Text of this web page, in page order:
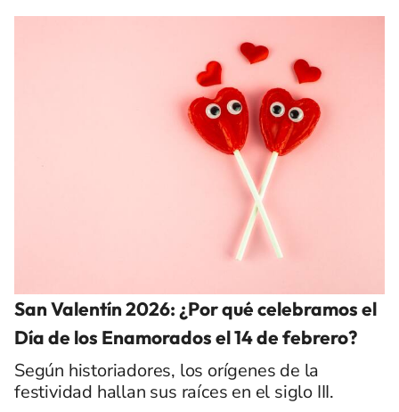
San Valentín 2026: ¿Por qué celebramos el
Día de los Enamorados el 14 de febrero?
Según historiadores, los orígenes de la
festividad hallan sus raíces en el siglo III.